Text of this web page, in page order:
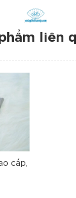
liên
cấp,